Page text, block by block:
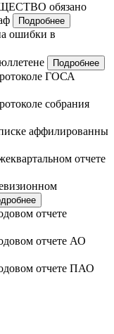
обязано
Подробнее
ошибки в
Подробнее
ГОСА
собрания
аффилированны
отчете
отчете
отчете АО
отчете ПАО